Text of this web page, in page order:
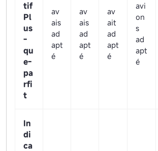
tif
Pl
us
-
qu
e-
pa
rfi
t
av
ais
ad
apt
é
av
ais
ad
apt
é
av
ait
ad
apt
é
avi
on
s
ad
apt
é
In
di
ca